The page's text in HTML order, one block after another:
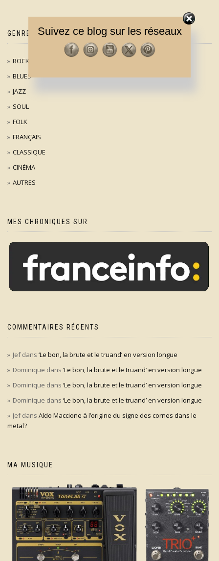
GENRES MUSICAUX
ROCK / POP
BLUES
JAZZ
SOUL
FOLK
FRANÇAIS
CLASSIQUE
CINÉMA
AUTRES
MES CHRONIQUES SUR
COMMENTAIRES RÉCENTS
Jefdans ‘Le bon, la brute et le truand’ en version longue
Dominique dans ‘Le bon, la brute et le truand’ en version longue
Dominique dans ‘Le bon, la brute et le truand’ en version longue
Dominique dans ‘Le bon, la brute et le truand’ en version longue
Jefdans Aldo Maccione à l’origine du signe des cornes dans le
metal?
MA MUSIQUE
Suivez ce blog sur les réseaux